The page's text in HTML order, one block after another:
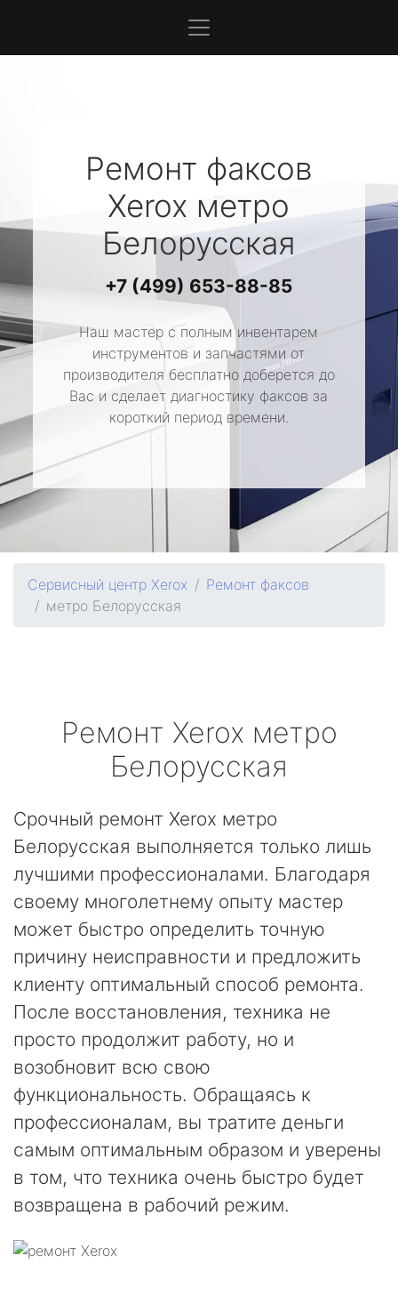
Ремонт факсов
Xerox метро
Белорусская
+7 (499) 653-88-85
Наш мастер с полным инвентарем
инструментов и запчастями от
производителя бесплатно доберется до
Вас и сделает диагностику факсов за
короткий период времени.
Сервисный центр Xerox
Ремонт факсов
метро Белорусская
Ремонт Xerox метро
Белорусская
Срочный ремонт Xerox метро
Белорусская выполняется только лишь
лучшими профессионалами. Благодаря
своему многолетнему опыту мастер
может быстро определить точную
причину неисправности и предложить
клиенту оптимальный способ ремонта.
После восстановления, техника не
просто продолжит работу, но и
возобновит всю свою
функциональность. Обращаясь к
профессионалам, вы тратите деньги
самым оптимальным образом и уверены
в том, что техника очень быстро будет
возвращена в рабочий режим.